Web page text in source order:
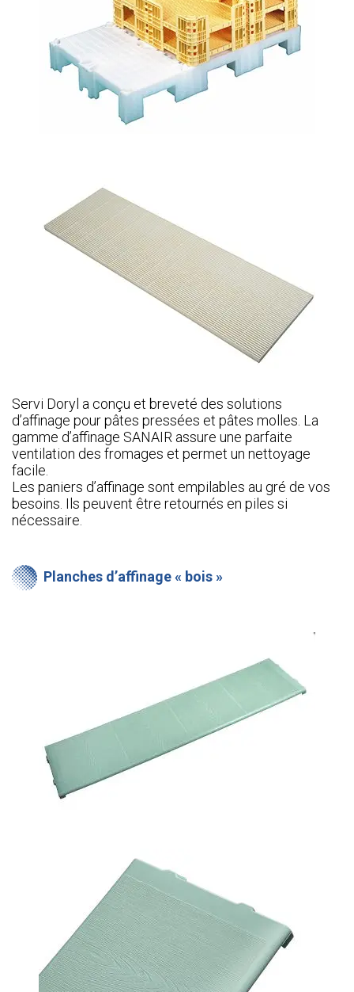
Servi Doryl a conçu et breveté des solutions
d’affinage pour pâtes pressées et pâtes molles. La
gamme d’affinage SANAIR assure une parfaite
ventilation des fromages et permet un nettoyage
facile.
Les paniers d’affinage sont empilables au gré de vos
besoins. Ils peuvent être retournés en piles si
nécessaire.
Planches d’affinage « bois »